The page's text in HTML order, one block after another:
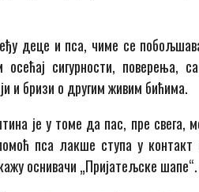
деце и пса, чиме се
сигурности, поверења,
и бризи о другим живим бићима.
је у томе да пас, пре
пса лакше ступа у
оснивачи „Пријатељске шапе“.